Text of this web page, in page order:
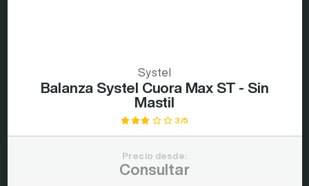
Systel
Balanza Systel Cuora Max ST - Sin
Mastil
3/5
Precio desde:
Consultar